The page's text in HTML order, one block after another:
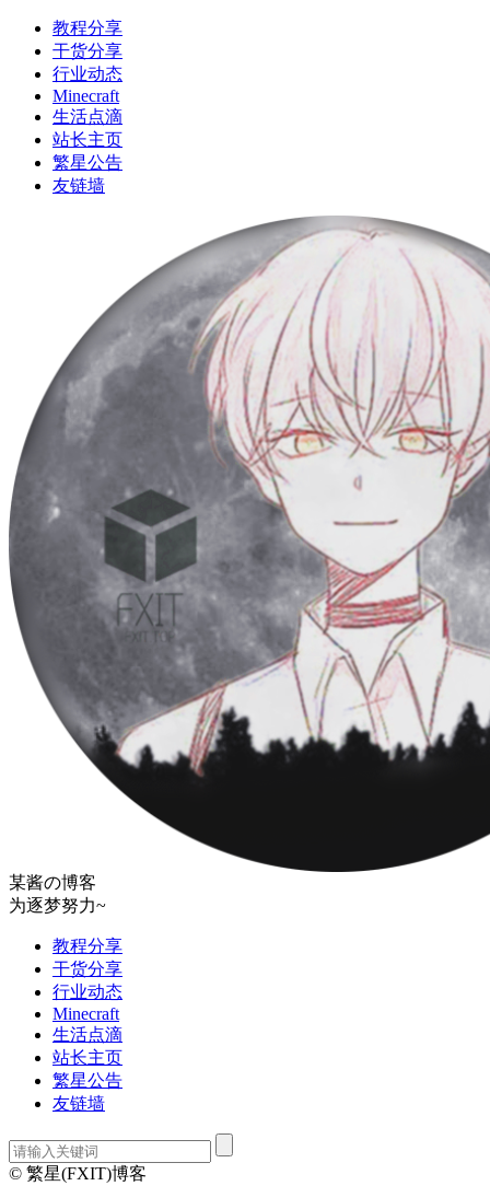
教程分享
干货分享
行业动态
Minecraft
生活点滴
站长主页
繁星公告
友链墙
某酱の博客
为逐梦努力~
教程分享
干货分享
行业动态
Minecraft
生活点滴
站长主页
繁星公告
友链墙
© 繁星(FXIT)博客